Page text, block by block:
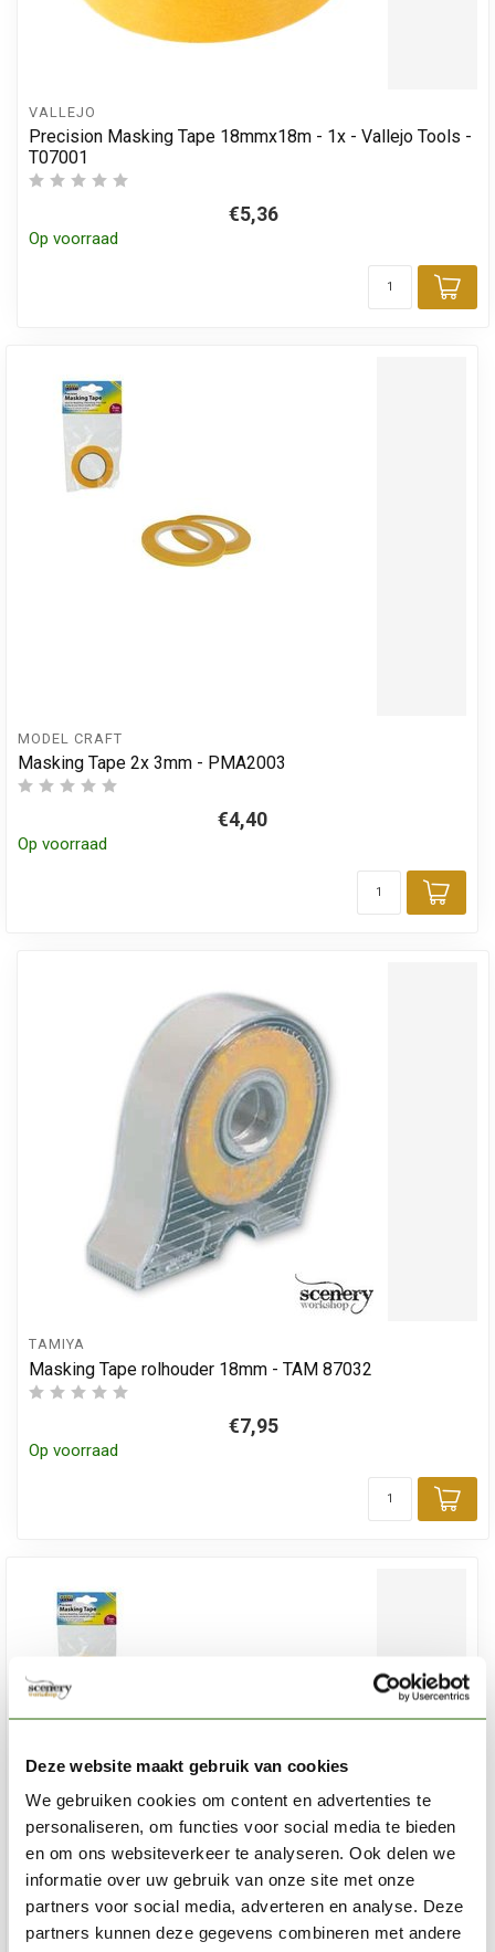
Deze website maakt gebruik van cookies
We gebruiken cookies om content en advertenties te
personaliseren, om functies voor social media te bieden
en om ons websiteverkeer te analyseren. Ook delen we
informatie over uw gebruik van onze site met onze
partners voor social media, adverteren en analyse. Deze
partners kunnen deze gegevens combineren met andere
VALLEJO
Precision Masking Tape 18mmx18m - 1x - Vallejo Tools -
T07001
€5,36
Op voorraad
MODEL CRAFT
Masking Tape 2x 3mm - PMA2003
€4,40
Op voorraad
TAMIYA
Masking Tape rolhouder 18mm - TAM 87032
€7,95
Op voorraad